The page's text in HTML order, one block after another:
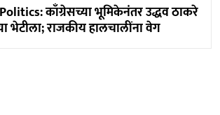
काँग्रेसच्या भूमिकेनंतर उद्धव ठाकरे
भेटीला; राजकीय हालचालींना वेग